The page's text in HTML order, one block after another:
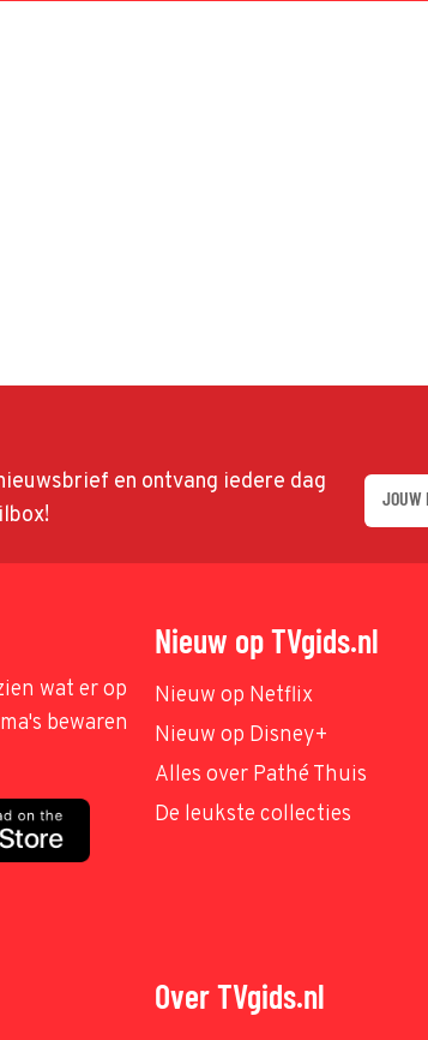
en ontvang iedere dag
wat er op
bewaren
Nieuw op TVgids.nl
Nieuw op Netflix
Nieuw op Disney+
Alles over Pathé Thuis
De leukste collecties
Over TVgids.nl